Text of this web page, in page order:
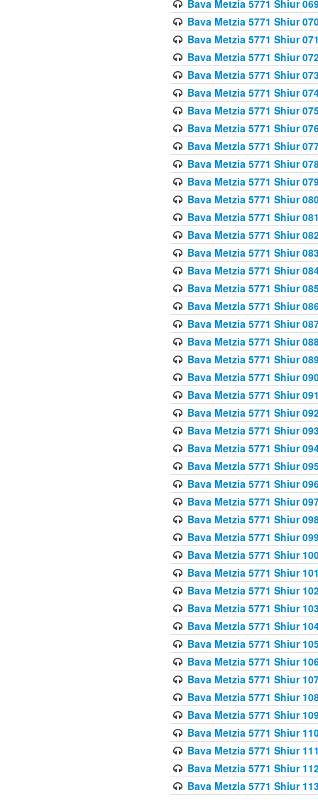
Bava Metzia 5771 Shiur
Bava Metzia 5771 Shiur
Bava Metzia 5771 Shiur
Bava Metzia 5771 Shiur
Bava Metzia 5771 Shiur
Bava Metzia 5771 Shiur
Bava Metzia 5771 Shiur
Bava Metzia 5771 Shiur
Bava Metzia 5771 Shiur
Bava Metzia 5771 Shiur
Bava Metzia 5771 Shiur
Bava Metzia 5771 Shiur
Bava Metzia 5771 Shiur
Bava Metzia 5771 Shiur
Bava Metzia 5771 Shiur
Bava Metzia 5771 Shiur
Bava Metzia 5771 Shiur
Bava Metzia 5771 Shiur
Bava Metzia 5771 Shiur
Bava Metzia 5771 Shiur
Bava Metzia 5771 Shiur
Bava Metzia 5771 Shiur
Bava Metzia 5771 Shiur
Bava Metzia 5771 Shiur
Bava Metzia 5771 Shiur
Bava Metzia 5771 Shiur
Bava Metzia 5771 Shiur
Bava Metzia 5771 Shiur
Bava Metzia 5771 Shiur
Bava Metzia 5771 Shiur
Bava Metzia 5771 Shiur
Bava Metzia 5771 Shiur
Bava Metzia 5771 Shiur
Bava Metzia 5771 Shiur
Bava Metzia 5771 Shiur
Bava Metzia 5771 Shiur
Bava Metzia 5771 Shiur
Bava Metzia 5771 Shiur
Bava Metzia 5771 Shiur
Bava Metzia 5771 Shiur
Bava Metzia 5771 Shiur
Bava Metzia 5771 Shiur
Bava Metzia 5771 Shiur
Bava Metzia 5771 Shiur
Bava Metzia 5771 Shiur